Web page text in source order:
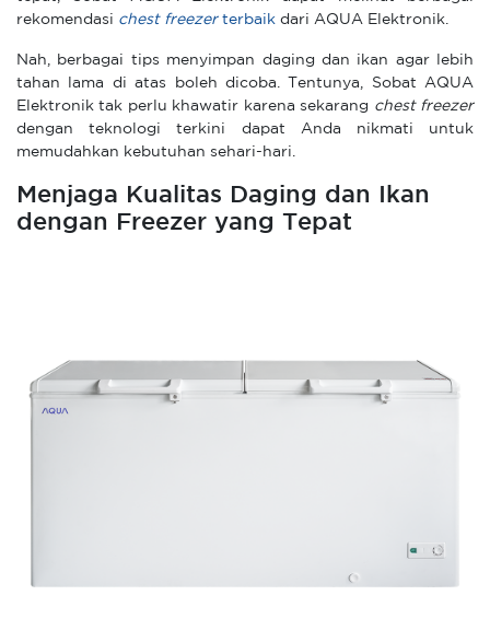
rekomendasi chest freezer terbaik dari AQUA Elektronik.
Nah, berbagai tips menyimpan daging dan ikan agar lebih
tahan lama di atas boleh dicoba. Tentunya, Sobat AQUA
Elektronik tak perlu khawatir karena sekarang chest freezer
dengan teknologi terkini dapat Anda nikmati untuk
memudahkan kebutuhan sehari-hari.
Menjaga Kualitas Daging dan Ikan
dengan Freezer yang Tepat